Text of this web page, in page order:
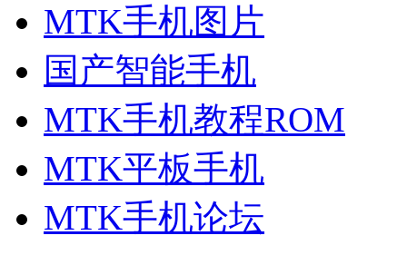
MTK手机图片
国产智能手机
MTK手机教程ROM
MTK平板手机
MTK手机论坛